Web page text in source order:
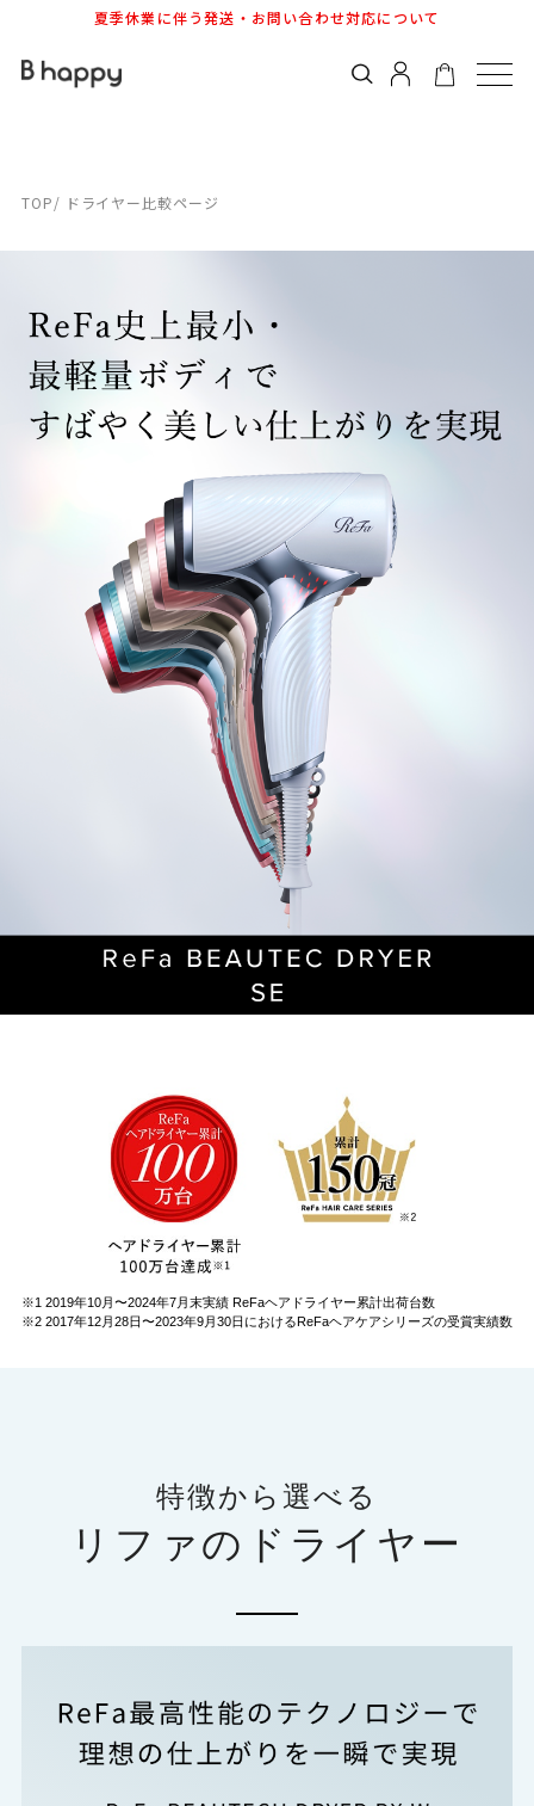
夏季休業に伴う発送・お問い合わせ対応について
ドライヤー比較ページ
※1 2019年10月〜2024年7月末実績 ReFaヘアドライヤー累計出荷台数
※2 2017年12月28日〜2023年9月30日におけるReFaヘアケアシリーズの受賞実績数
特徴から選べる
リファのドライヤー